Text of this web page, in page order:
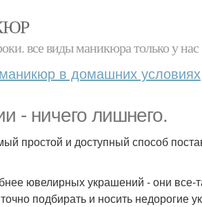
все виды маникюра только у нас
маникюр в домашних условиях
- ничего лишнего.
простой и доступный способ
ювелирных украшений - они все-
подбирать и носить недорогие